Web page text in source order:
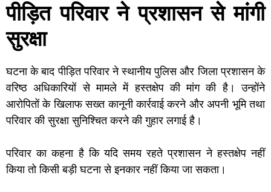
पीड़ित परिवार ने प्रशासन से मांगी
सुरक्षा
घटना के बाद पीड़ित परिवार ने स्थानीय पुलिस और जिला प्रशासन के
वरिष्ठ अधिकारियों से मामले में हस्तक्षेप की मांग की है। उन्होंने
आरोपितों के खिलाफ सख्त कानूनी कार्रवाई करने और अपनी भूमि तथा
परिवार की सुरक्षा सुनिश्चित करने की गुहार लगाई है।
परिवार का कहना है कि यदि समय रहते प्रशासन ने हस्तक्षेप नहीं
किया तो किसी बड़ी घटना से इनकार नहीं किया जा सकता।